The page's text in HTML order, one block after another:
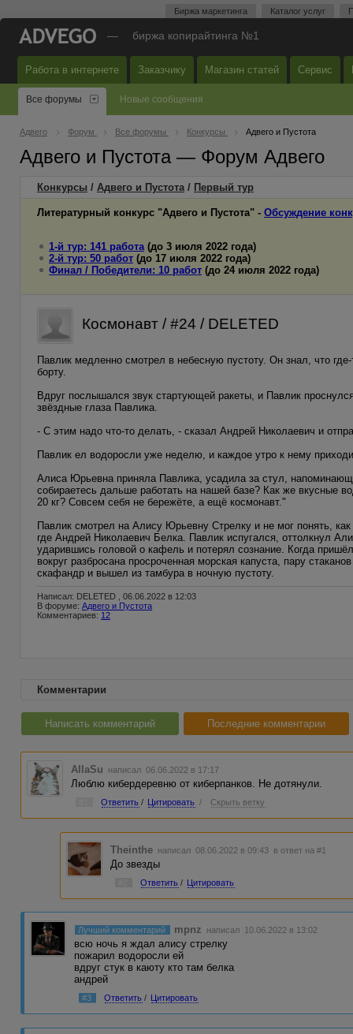
Биржа маркетинга Каталог услуг
— биржа копирайтинга №1
Работа в интернете Заказчику Магазин статей Сервис
Все форумы Новые сообщения
Адвего Форум Все форумы Конкурсы Адвего и Пустота
Адвего и Пустота — Форум Адвего
Конкурсы / Адвего и Пустота/ Первый тур
Литературный конкурс "Адвего и Пустота" - Обсуждение
1-й тур: 141 работа(до 3 июля 2022 года)
2-й тур: 50 работ (до 17 июля 2022 года)
Финал / Победители: 10 работ (до 24 июля 2022 года)
Космонавт / #24 / DELETED
Павлик медленно смотрел в небесную пустоту. Он знал, что
борту.
Вдруг послышался звук стартующей ракеты, и Павлик
звёздные глаза Павлика.
- С этим надо что-то делать, - сказал Андрей Николаевич и
Павлик ел водоросли уже неделю, и каждое утро к нему
Алиса Юрьевна приняла Павлика, усадила за стул,
собираетесь дальше работать на нашей базе? Как же вкусные
20 кг? Совсем себя не бережёте, а ещё космонавт."
Павлик смотрел на Алису Юрьевну Стрелку и не мог понять,
где Андрей Николаевич Белка. Павлик испугался, оттолкнул
ударившись головой о кафель и потерял сознание. Когда
вокруг разбросана просроченная морская капуста, пару
скафандр и вышел из тамбура в ночную пустоту.
Написал: DELETED , 06.06.2022 в 12:03
В форуме: Адвего и Пустота
Комментариев: 12
Комментарии
Написать комментарий Последние комментарии
AllaSu написал 06.06.2022 в 17:17
Люблю кибердеревню от киберпанков. Не дотянули.
Ответить / Цитировать / Скрыть ветку
Theinthe написал 08.06.2022 в 09:43 в ответ на #1
До звезды
Ответить / Цитировать
Лучший комментарий mpnz написал 10.06.2022 в 13:02
всю ночь я ждал алису стрелку
пожарил водоросли ей
вдруг стук в каюту кто там белка
андрей
#3 Ответить / Цитировать